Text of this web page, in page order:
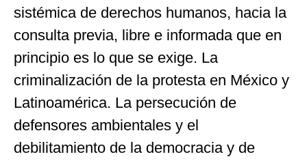
sistémica de derechos humanos, hacia la
consulta previa, libre e informada que en
principio es lo que se exige. La
criminalización de la protesta en México y
Latinoamérica. La persecución de
defensores ambientales y el
debilitamiento de la democracia y de